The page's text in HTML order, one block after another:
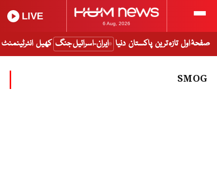
6 Aug, 2026
LIVE
صفحۂ اول تازہ ترین پاکستان دنیا ایران-اسرائیل جنگ کھیل انٹرٹینمنٹ
SMOG